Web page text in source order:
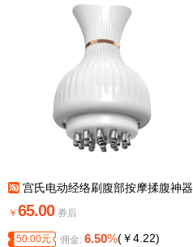
宫氏电动经络刷腹部按摩揉腹神器
￥ 65.00 券后
50.00元 佣金: 6.50%(￥4.22)